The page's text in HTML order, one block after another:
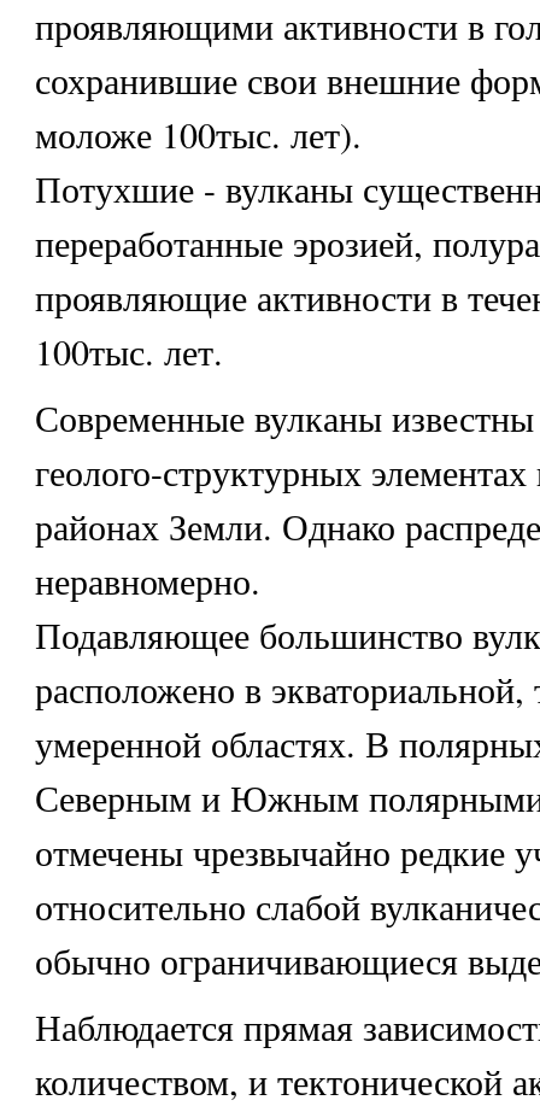
проявляющими активности в
сохранившие свои внешние
моложе 100тыс. лет).
Потухшие - вулканы
переработанные эрозией,
проявляющие активности в
100тыс. лет.
Современные вулканы
геолого-структурных
районах Земли. Однако
неравномерно.
Подавляющее большинство
расположено в экваториальной,
умеренной областях. В
Северным и Южным
отмечены чрезвычайно редкие
относительно слабой
обычно ограничивающиеся
Наблюдается прямая
количеством, и тектонической